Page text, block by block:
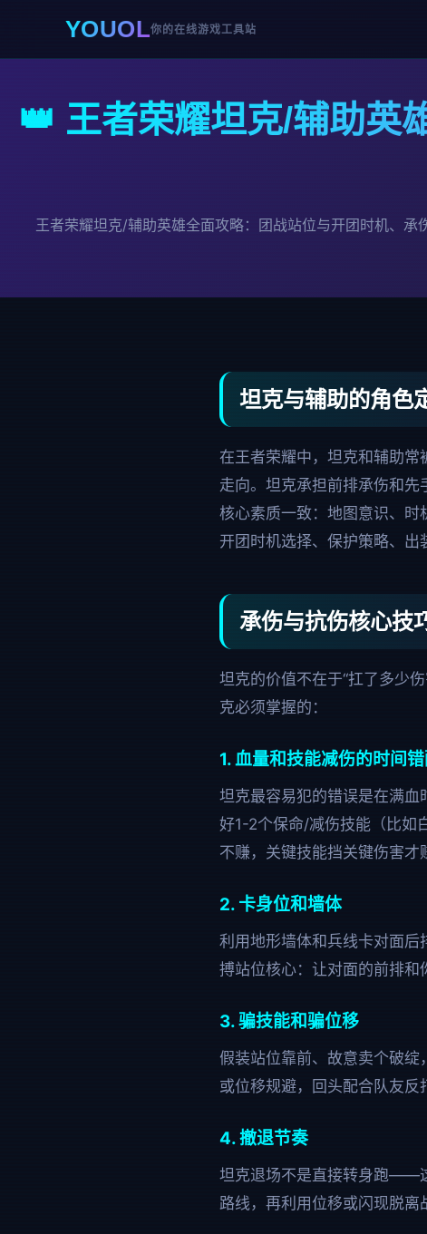
YOUOL你的在线游戏工具站
👑 王者荣耀坦克/辅助
王者荣耀坦克/辅助英雄全面攻略：团战站位与开团时机、
坦克与辅助的角色
在王者荣耀中，坦克和辅助常
走向。坦克承担前排承伤和
核心素质一致：地图意识、时
开团时机选择、保护策略、出
承伤与抗伤核心技
坦克的价值不在于“扛了多少
克必须掌握的：
1. 血量和技能减伤的时间
坦克最容易犯的错误是在满
好1-2个保命/减伤技能（比如
不赚，关键技能挡关键伤害才
2. 卡身位和墙体
利用地形墙体和兵线卡对面
搏站位核心：让对面的前排
3. 骗技能和骗位移
假装站位靠前、故意卖个破
或位移规避，回头配合队友反
4. 撤退节奏
坦克退场不是直接转身跑——
路线，再利用位移或闪现脱离